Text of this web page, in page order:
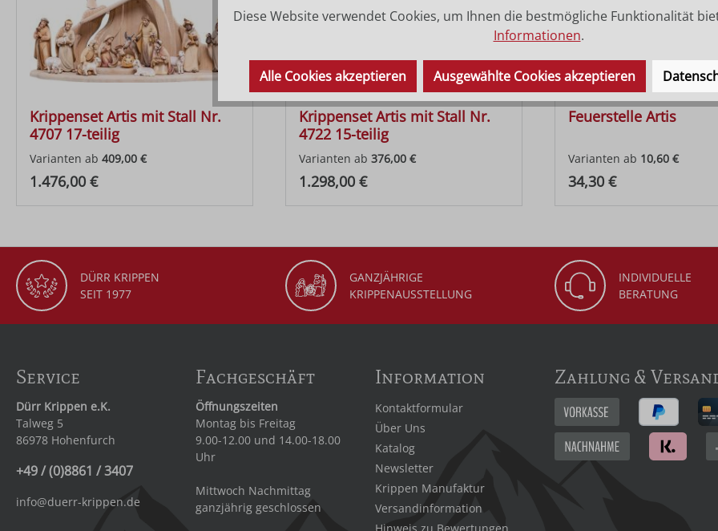
Krippenset Artis mit Stall Nr.
4707 17-teilig
Varianten ab 409,00 €
Regulärer Preis:
1.476,00 €
Krippenset Artis mit Stall Nr.
4722 15-teilig
Varianten ab 376,00 €
Regulärer Preis:
1.298,00 €
Feuerstelle Artis
Varianten ab 10,60 €
Regulärer Preis:
34,30 €
DÜRR KRIPPEN
SEIT 1977
GANZJÄHRIGE
KRIPPENAUSSTELLUNG
INDIVIDUELLE
BERATUNG
Service
Dürr Krippen e.K.
Talweg 5
86978 Hohenfurch
+49 / (0)8861 / 3407
info@duerr-krippen.de
Fachgeschäft
Öffnungszeiten
Montag bis Freitag
9.00-12.00 und 14.00-18.00
Uhr
Mittwoch Nachmittag
ganzjährig geschlossen
Information
Kontaktformular
Über Uns
Katalog
Newsletter
Krippen Manufaktur
Versandinformation
Zahlung &
Diese Website verwendet Cookies, um Ihnen die bestmögliche Funktionalität
Informationen.
Alle Cookies akzeptieren Ausgewählte Cookies akzeptieren